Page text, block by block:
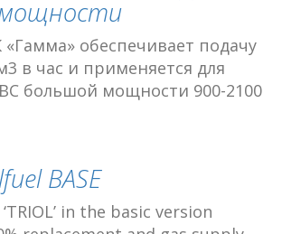
«Гамма» обеспечивает подачу
в час и применяется для
большой мощности 900-2100
BASE
in the basic version